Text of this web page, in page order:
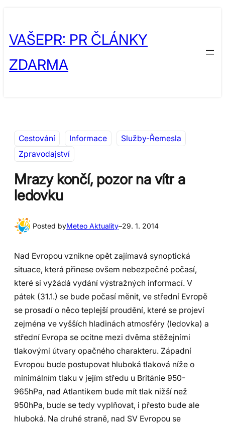
obsah
content
VAŠEPR: PR ČLÁNKY
ZDARMA
Cestování Informace
Služby-Řemesla
Zpravodajství
Mrazy končí, pozor na vítr a
ledovku
Posted byMeteo Aktuality–29. 1. 2014
Nad Evropou vznikne opět zajímavá synoptická
situace, která přinese ovšem nebezpečné počasí,
které si vyžádá vydání výstražných informací. V
pátek (31.1.) se bude počasí měnit, ve střední Evropě
se prosadí o něco teplejší proudění, které se projeví
zejména ve vyšších hladinách atmosféry (ledovka) a
střední Evropa se ocitne mezi dvěma stěžejními
tlakovými útvary opačného charakteru. Západní
Evropou bude postupovat hluboká tlaková níže o
minimálním tlaku v jejím středu u Británie 950-
965hPa, nad Atlantikem bude mít tlak nižší než
950hPa, bude se tedy vyplňovat, i přesto bude ale
hluboká. Na druhé straně, nad SV Evropou se